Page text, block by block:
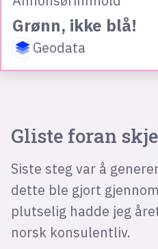
Grønn, ikke blå!
Geodata
Gliste foran
Siste steg var å
dette ble gjort
plutselig hadde jeg
norsk konsulentliv.